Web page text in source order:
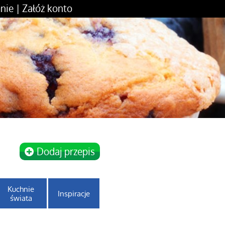
| Załóż konto
Dodaj przepis
Kuchnie
świata
Inspiracje